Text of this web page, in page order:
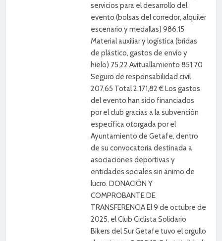
servicios para el desarrollo del
evento (bolsas del corredor, alquiler
escenario y medallas) 986,15
Material auxiliar y logística (bridas
de plástico, gastos de envío y
hielo) 75,22 Avituallamiento 851,70
Seguro de responsabilidad civil
207,65 Total 2.171,82 € Los gastos
del evento han sido financiados
por el club gracias a la subvención
específica otorgada por el
Ayuntamiento de Getafe, dentro
de su convocatoria destinada a
asociaciones deportivas y
entidades sociales sin ánimo de
lucro. DONACIÓN Y
COMPROBANTE DE
TRANSFERENCIA El 9 de octubre de
2025, el Club Ciclista Solidario
Bikers del Sur Getafe tuvo el orgullo